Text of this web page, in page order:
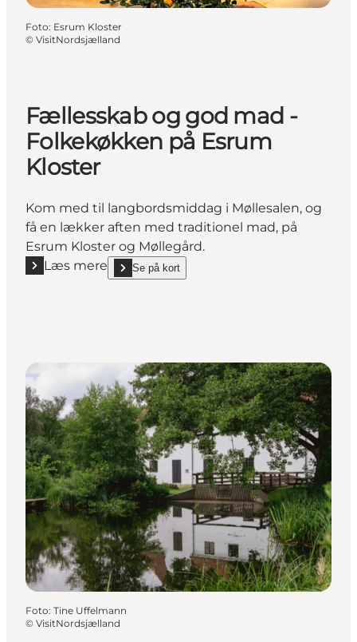
Foto: Esrum Kloster
© VisitNordsjælland
Fællesskab og god mad -
Folkekøkken på Esrum
Kloster
Kom med til langbordsmiddag i Møllesalen, og
få en lækker aften med traditionel mad, på
Esrum Kloster og Møllegård.
Læs mere
Læs mere "Fællesskab og god mad - Folkekøkken
Se på kort
show Fællesskab og god mad - Folkekøkken på
Foto: Tine Uffelmann
© VisitNordsjælland